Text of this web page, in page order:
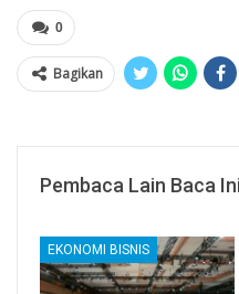
0
Bagikan
Pembaca Lain Baca
EKONOMI BISNIS